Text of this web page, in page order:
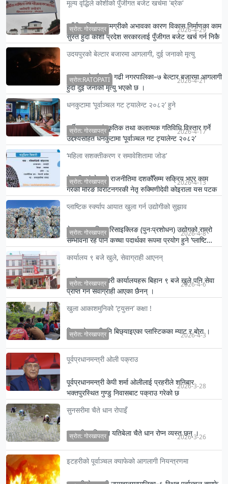
मूल्य वृद्धिले कोशीको पुँजीगत बजेट खर्चमा 'ब्रेक'
महँगी र निर्माण सामग्रीको अभावका कारण विकास निर्माणका काम
सुस्त हुँदा कोशी प्रदेश सरकारलाई पुँजीगत बजेट खर्च गर्न निकै
स्रोत: गोरखापत्र 2026-4-29
उदयपुरको बेल्टार बजारमा आगलागी, दुई जनाको मृत्यु
उदयपुरको चौदण्डी गढी नगरपालिका–७ बेल्टार बजारमा आगलागी
हुँदा दुई जनाको मृत्यु भएको छ ।
स्रोत:RATOPATI 2026-4-21
धनकुटामा ‘पूर्वाञ्चल गट ट्यालेन्ट २०८२’ हुने
पूर्वी पहाडमा सांस्कृतिक तथा कलात्मक गतिविधि विस्तार गर्ने
उद्देश्यसहित धनकुटामा ‘पूर्वाञ्चल गट ट्यालेन्ट २०८२’
स्रोत: गोरखापत्र 2026-4-17
‘महिला सशक्तीकरण र समावेशितामा जोड’
नेपाली कांग्रेसको राजनीतिमा दशकौँसम्म सक्रिय भएर काम
गरेकी मोरङ विराटनगरकी नेतृ रुक्मिणीदेवी कोइराला यस पटक
स्रोत: गोरखापत्र 2026-4-13
प्लाष्टिक र्स्क्याप आयात खुला गर्न उद्योगीको सुझाव
नेपालमा प्लाष्टिक रिसाइक्लिङ (पुनःप्रशोधन) उद्योगको राम्रो
सम्भावना रहे पनि कच्चा पदार्थका रूपमा प्रयोग हुने ‘प्लाष्टि…
स्रोत: गोरखापत्र 2026-4-8
कार्यालय ९ बजे खुले, सेवाग्राही आएनन्
ताप्लेजुङमा सरकारी कार्यालयहरू बिहान ९ बजे खुले पनि सेवा
प्राप्त गर्ने सेवाग्राही आएका छैनन् ।
स्रोत: गोरखापत्र 2026-4-6
खुला आकाशमुनिको ‘ट्युसन’ कक्षा !
पिपलको छहारीमुनि बिछ्याइएका प्लास्टिकका म्याट र बोरा ।
स्रोत: गोरखापत्र 2026-4-3
पूर्वप्रधानमन्त्री ओली पक्राउ
पूर्वप्रधानमन्त्री केपी शर्मा ओलीलाई प्रहरीले शनिबार
भक्तपुरस्थित गुण्डु निवासबाट पक्राउ गरेको छ
2026-3-28
सुनसरीमा चैते धान रोपाइँ
सुनसरीका किसान यतिबेला चैते धान रोप्न व्यस्त छन् ।
स्रोत: गोरखापत्र 2026-3-26
इटहरीको पूर्वाञ्चल क्याफेको आगलागी नियन्त्रणमा